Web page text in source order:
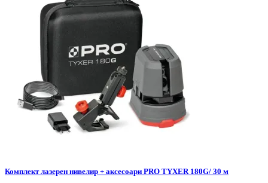
Комплект лазерен нивелир + аксесоари PRO TYXER 180G/ 30 м